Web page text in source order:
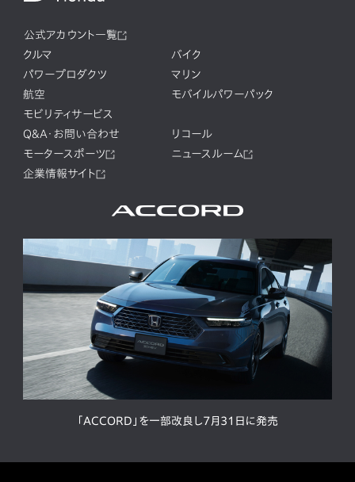
公式アカウント一覧
クルマ
バイク
パワープロダクツ
マリン
航空
モバイルパワーパック
モビリティサービス
Q&A・お問い合わせ
リコール
モータースポーツ
ニュースルーム
企業情報サイト
「ACCORD」を一部改良し7月31日に発売